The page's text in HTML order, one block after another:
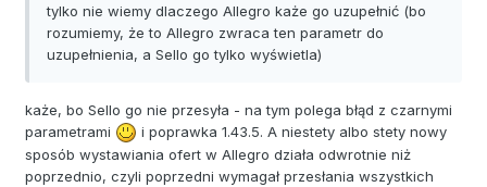
tylko nie wiemy dlaczego Allegro każe go uzupełnić (bo
rozumiemy, że to Allegro zwraca ten parametr do
uzupełnienia, a Sello go tylko wyświetla)
każe, bo Sello go nie przesyła - na tym polega błąd z czarnymi
parametrami
i poprawka 1.43.5. A niestety albo stety nowy
sposób wystawiania ofert w Allegro działa odwrotnie niż
poprzednio, czyli poprzedni wymagał przesłania wszystkich